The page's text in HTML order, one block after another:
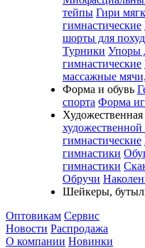
тейпы Гири
гимнастические
шорты для
Турники Упоры
гимнастические
массажные
Форма и обувь
спорта Форма
гимнастические
гимнастики
гимнастики
Обручи
Шейкеры,
Оптовикам Сервис
Новости Распродажа
О компании Новинки